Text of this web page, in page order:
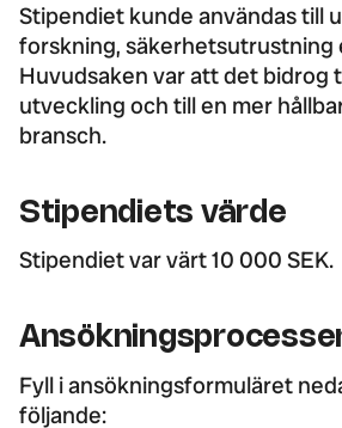
Stipendiet kunde användas till
forskning, säkerhetsutrustning
Huvudsaken var att det bidrog
utveckling och till en mer
bransch.
Stipendiets värde
Stipendiet var värt 10 000 SEK.
Fyll i ansökningsformuläret
följande: